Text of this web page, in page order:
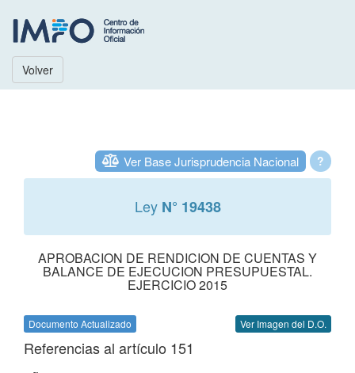
Volver
?
Ver Base Jurisprudencia Nacional
Ley N° 19438
APROBACION DE RENDICION DE CUENTAS Y
BALANCE DE EJECUCION PRESUPUESTAL.
EJERCICIO 2015
Documento Actualizado Ver Imagen del D.O.
Referencias al artículo 151